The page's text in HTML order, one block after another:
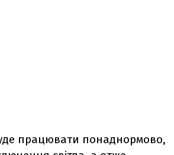
працювати понаднормово,